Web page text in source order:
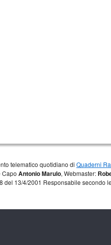
telematico quotidiano di Quaderni
Capo Antonio Marulo, Webmaster:
del 13/4/2001 Responsabile secondo